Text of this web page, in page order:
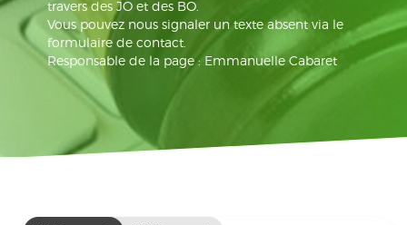
travers des JO et des BO.
Vous pouvez nous signaler un texte absent via le
formulaire de contact.
Responsable de la page : Emmanuelle Cabaret